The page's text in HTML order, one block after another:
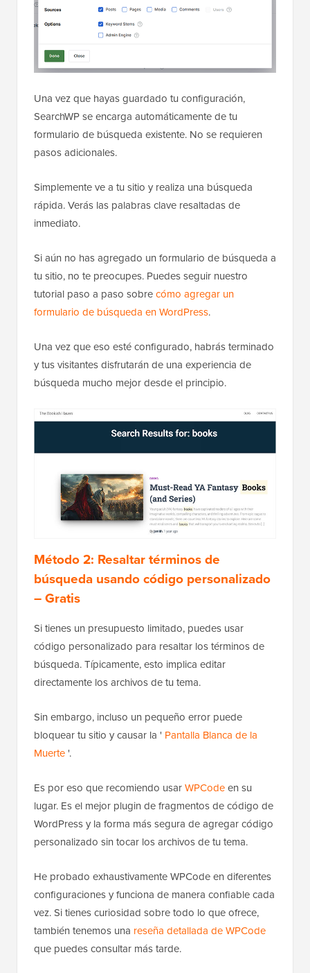
Una vez que hayas guardado tu configuración,
SearchWP se encarga automáticamente de tu
formulario de búsqueda existente. No se requieren
pasos adicionales.
Simplemente ve a tu sitio y realiza una búsqueda
rápida. Verás las palabras clave resaltadas de
inmediato.
Si aún no has agregado un formulario de búsqueda a
tu sitio, no te preocupes. Puedes seguir nuestro
tutorial paso a paso sobrecómo agregar un
formulario de búsqueda en WordPress.
Una vez que eso esté configurado, habrás terminado
y tus visitantes disfrutarán de una experiencia de
búsqueda mucho mejor desde el principio.
Método 2: Resaltar términos de
búsqueda usando código personalizado
– Gratis
Si tienes un presupuesto limitado, puedes usar
código personalizado para resaltar los términos de
búsqueda. Típicamente, esto implica editar
directamente los archivos de tu tema.
Sin embargo, incluso un pequeño error puede
bloquear tu sitio y causar la ' Pantalla Blanca de la
Muerte '.
Es por eso que recomiendo usarWPCodeen su
lugar. Es el mejor plugin de fragmentos de código de
WordPress y la forma más segura de agregar código
personalizado sin tocar los archivos de tu tema.
He probado exhaustivamente WPCode en diferentes
configuraciones y funciona de manera confiable cada
vez. Si tienes curiosidad sobre todo lo que ofrece,
también tenemos una reseña detallada de WPCode
que puedes consultar más tarde.